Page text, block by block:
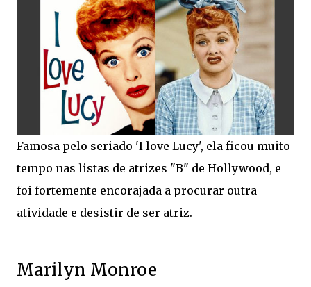
Famosa pelo seriado 'I love Lucy', ela ficou muito
tempo nas listas de atrizes "B" de Hollywood, e
foi fortemente encorajada a procurar outra
atividade e desistir de ser atriz.
Marilyn Monroe